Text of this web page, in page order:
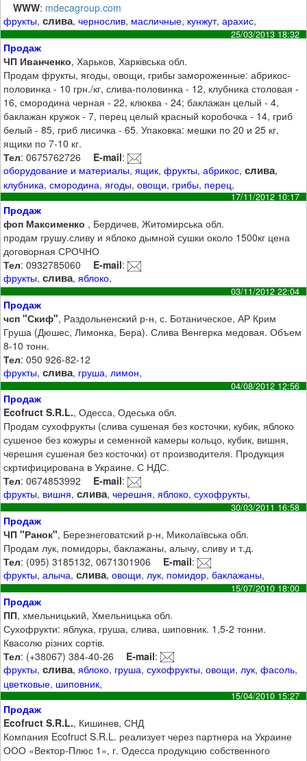
WWW: mdecagroup.com
фрукты,слива,чернослив, масличные, кунжут,арахис,
25/03/2013 18:32
Продаж
ЧП Иванченко, Харьков, Харківська обл.
Продам фрукты, ягоды, овощи, грибы замороженные: абрикос-
половинка - 10 грн./кг, слива-половинка - 12, клубника столовая -
16, смородина черная - 22, клюква - 24; баклажан целый - 4,
баклажан кружок - 7, перец целый красный коробочка - 14, гриб
белый - 85, гриб лисичка - 65. Упаковка: мешки по 20 и 25 кг,
ящики по 7-10 кг.
Тел: 0675762726 E-mail:
оборудование и материалы,ящик,фрукты,абрикос,слива,
клубника,смородина,ягоды,овощи, грибы, перец,
17/11/2012 10:17
Продаж
фоп Максименко , Бердичев, Житомирська обл.
продам грушу.сливу и яблоко дымной сушки около 1500кг цена
договорная СРОЧНО
Тел: 0932785060 E-mail:
фрукты,слива,яблоко,
03/11/2012 22:04
Продаж
чсп "Скиф", Раздольненский р-н, с. Ботаническое, АР Крим
Груша (Дюшес, Лимонка, Бера). Слива Венгерка медовая. Объем
8-10 тонн.
Тел: 050 926-82-12
фрукты,слива, груша, лимон,
04/08/2012 12:56
Продаж
Ecofruct S.R.L., Одесса, Одеська обл.
Продам сухофрукты (слива сушеная без косточки, кубик, яблоко
сушеное без кожуры и семенной камеры кольцо, кубик, вишня,
черешня сушеная без косточки) от производителя. Продукция
скртифицирована в Украине. С НДС.
Тел: 0674853992 E-mail:
фрукты, вишня,слива,черешня,яблоко,сухофрукты,
30/03/2011 16:58
Продаж
ЧП "Ранок", Березнеговатский р-н, Миколаївська обл.
Продам лук, помидоры, баклажаны, алычу, сливу и т.д.
Тел: (095) 3185132, 0671301906 E-mail:
фрукты,алыча,слива,овощи,лук, помидор,баклажаны,
15/07/2010 18:00
Продаж
ПП, хмельницький, Хмельницька обл.
Сухофрукти: яблука, груша, слива, шиповник. 1,5-2 тонни.
Квасолю різних сортів.
Тел: (+38067) 384-40-26 E-mail:
фрукты,слива,яблоко, груша,сухофрукты,овощи, лук,фасоль,
цветковые, шиповник,
15/04/2010 15:27
Продаж
Ecofruct S.R.L., Кишинев, СНД
Компания Ecofruct S.R.L. реализует через партнера на Украине
ООО «Вектор-Плюс 1», г. Одесса продукцию собственного